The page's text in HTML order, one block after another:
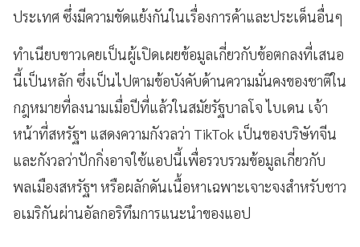
ประเทศ ซึ่งมีความขัดแย้งกันในเรื่องการค้าและประเด็นอื่นๆ
ทำเนียบขาวเคยเป็นผู้เปิดเผยข้อมูลเกี่ยวกับข้อตกลงที่เสนอ
นี้เป็นหลัก ซึ่งเป็นไปตามข้อบังคับด้านความมั่นคงของชาติใน
กฎหมายที่ลงนามเมื่อปีที่แล้วในสมัยรัฐบาลโจ ไบเดน เจ้า
หน้าที่สหรัฐฯ แสดงความกังวลว่า TikTok เป็นของบริษัทจีน
และกังวลว่าปักกิ่งอาจใช้แอปนี้เพื่อรวบรวมข้อมูลเกี่ยวกับ
พลเมืองสหรัฐฯ หรือผลักดันเนื้อหาเฉพาะเจาะจงสำหรับชาว
อเมริกันผ่านอัลกอริทึมการแนะนำของแอป